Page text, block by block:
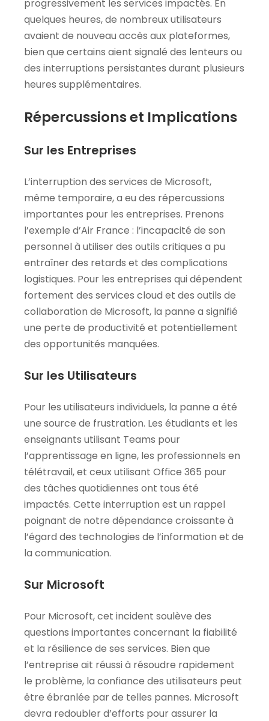
progressivement les services impactés. En
quelques heures, de nombreux utilisateurs
avaient de nouveau accès aux plateformes,
bien que certains aient signalé des lenteurs ou
des interruptions persistantes durant plusieurs
heures supplémentaires.
Répercussions et Implications
Sur les Entreprises
L’interruption des services de Microsoft,
même temporaire, a eu des répercussions
importantes pour les entreprises. Prenons
l’exemple d’Air France : l’incapacité de son
personnel à utiliser des outils critiques a pu
entraîner des retards et des complications
logistiques. Pour les entreprises qui dépendent
fortement des services cloud et des outils de
collaboration de Microsoft, la panne a signifié
une perte de productivité et potentiellement
des opportunités manquées.
Sur les Utilisateurs
Pour les utilisateurs individuels, la panne a été
une source de frustration. Les étudiants et les
enseignants utilisant Teams pour
l’apprentissage en ligne, les professionnels en
télétravail, et ceux utilisant Office 365 pour
des tâches quotidiennes ont tous été
impactés. Cette interruption est un rappel
poignant de notre dépendance croissante à
l’égard des technologies de l’information et de
la communication.
Sur Microsoft
Pour Microsoft, cet incident soulève des
questions importantes concernant la fiabilité
et la résilience de ses services. Bien que
l’entreprise ait réussi à résoudre rapidement
le problème, la confiance des utilisateurs peut
être ébranlée par de telles pannes. Microsoft
devra redoubler d’efforts pour assurer la